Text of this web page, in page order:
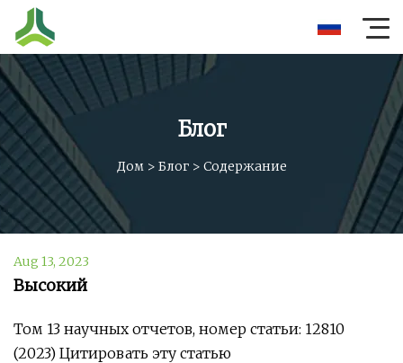
Блог
Дом > Блог> Содержание
Aug 13, 2023
Высокий
Том 13 научных отчетов, номер статьи: 12810
(2023) Цитировать эту статью